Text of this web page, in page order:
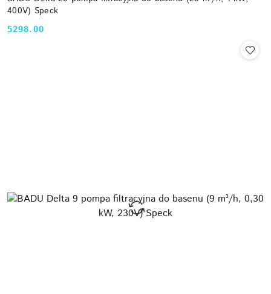
400V) Speck
Cena:
5298.00